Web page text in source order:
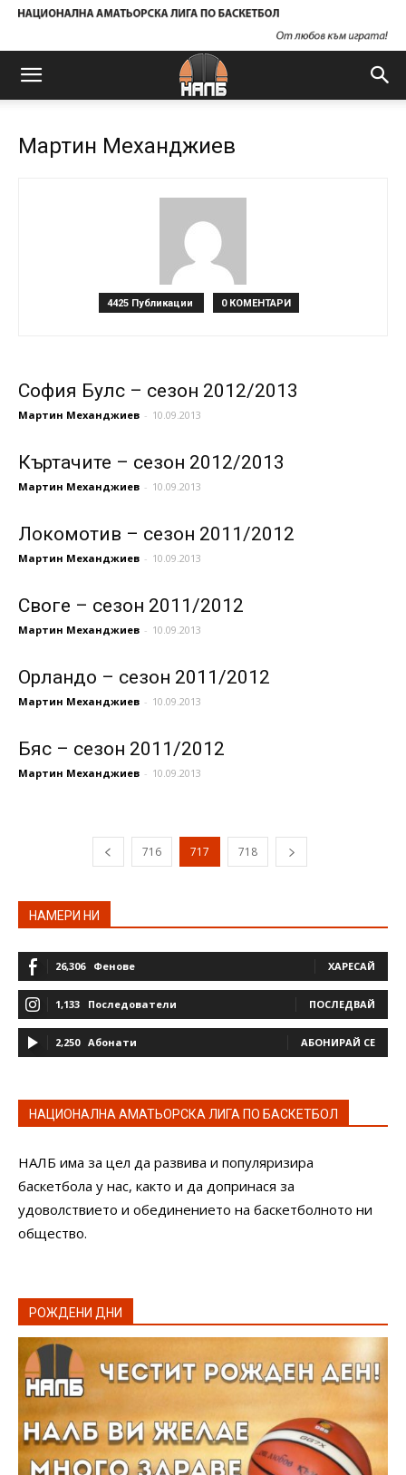
Мартин Механджиев
4425 Публикации 0 КОМЕНТАРИ
София Булс – сезон 2012/2013
Мартин Механджиев - 10.09.2013
Къртачите – сезон 2012/2013
Мартин Механджиев - 10.09.2013
Локомотив – сезон 2011/2012
Мартин Механджиев - 10.09.2013
Своге – сезон 2011/2012
Мартин Механджиев - 10.09.2013
Орландо – сезон 2011/2012
Мартин Механджиев - 10.09.2013
Бяс – сезон 2011/2012
Мартин Механджиев - 10.09.2013
716 717 718
НАМЕРИ НИ
26,306 Фенове ХАРЕСАЙ
1,133 Последователи ПОСЛЕДВАЙ
2,250 Абонати АБОНИРАЙ СЕ
НАЦИОНАЛНА АМАТЬОРСКА ЛИГА ПО БАСКЕТБОЛ
НАЛБ има за цел да развива и популяризира
баскетбола у нас, както и да допринася за
удоволствието и обединението на баскетболното ни
общество.
РОЖДЕНИ ДНИ